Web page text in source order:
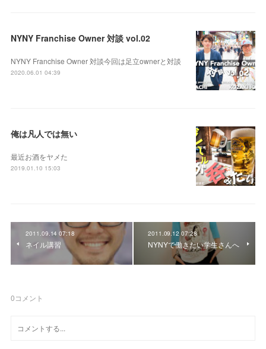
NYNY Franchise Owner 対談 vol.02
NYNY Franchise Owner 対談今回は足立ownerと対談
2020.06.01 04:39
俺は凡人では無い
最近お酒をヤメた
2019.01.10 15:03
2011.09.14 07:18
ネイル講習
2011.09.12 07:28
NYNYで働きたい学生さんへ
0コメント